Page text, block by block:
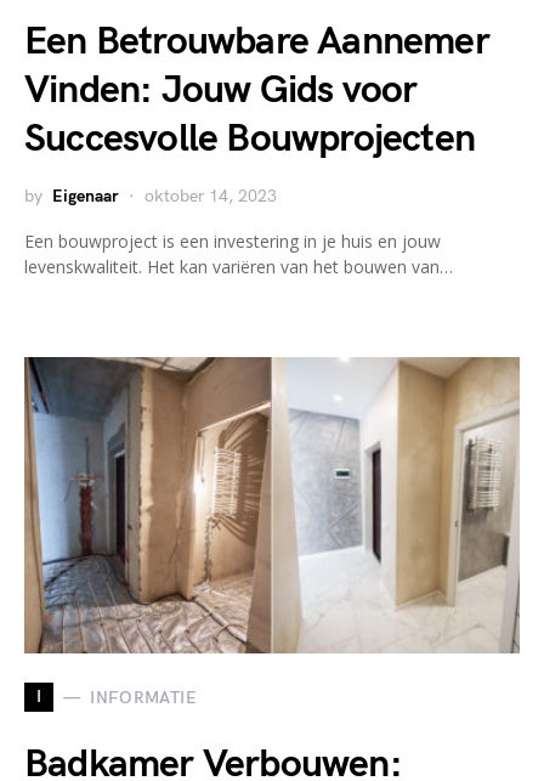
Een Betrouwbare Aannemer
Vinden: Jouw Gids voor
Succesvolle Bouwprojecten
by Eigenaar oktober 14, 2023
Een bouwproject is een investering in je huis en jouw
levenskwaliteit. Het kan variëren van het bouwen van…
I INFORMATIE
Badkamer Verbouwen: